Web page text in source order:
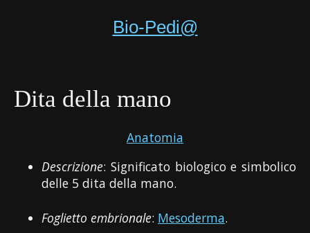
Bio-Pedi@
Dita della mano
Anatomia
Descrizione: Significato biologico e simbolico
delle 5 dita della mano.
Foglietto embrionale: Mesoderma.